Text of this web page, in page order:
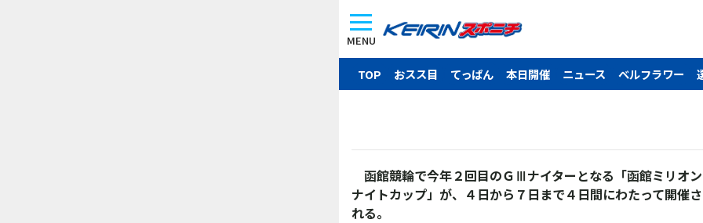
MENU
TOP おスス目 てっぱん 本日開催 ニュース ベルフラワー
函館競輪で今年２回目のＧⅢナイターとなる「函館ミリオン
ナイトカップ」が、４日から７日まで４日間にわたって開催さ
れる。